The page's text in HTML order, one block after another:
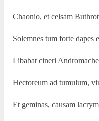
Chaonio, et celsam
Solemnes tum forte
Libabat cineri
Hectoreum ad tumulum,
Et geminas, causam